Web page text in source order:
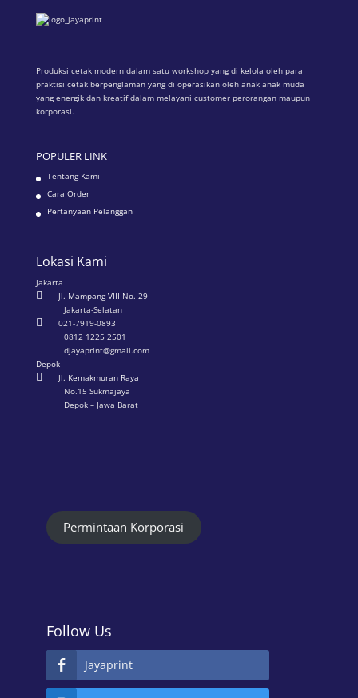
Produksi cetak modern dalam satu workshop yang di kelola oleh para
praktisi cetak berpenglaman yang di operasikan oleh anak anak muda
yang energik dan kreatif dalam melayani customer perorangan maupun
korporasi.
POPULER LINK
Tentang Kami
Cara Order
Pertanyaan Pelanggan
Lokasi Kami
Jakarta

Jl. Mampang VIII No. 29
Jakarta-Selatan

021-7919-0893
0812 1225 2501
djayaprint@gmail.com
Depok

Jl. Kemakmuran Raya
No.15 Sukmajaya
Depok – Jawa Barat
Permintaan Korporasi
Follow Us
Jayaprint